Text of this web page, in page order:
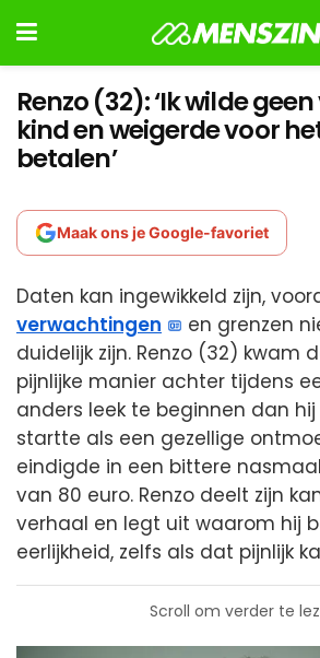
Renzo (32): ‘Ik wilde
kind en weigerde voor
betalen’
Maak ons je Google-favoriet
Daten kan ingewikkeld zijn,
verwachtingen
en grenzen
duidelijk zijn. Renzo (32) kwam
pijnlijke manier achter tijdens
anders leek te beginnen dan
startte als een gezellige
eindigde in een bittere
van 80 euro. Renzo deelt zijn
verhaal en legt uit waarom hij
eerlijkheid, zelfs als dat pijnlijk
Scroll om verder te